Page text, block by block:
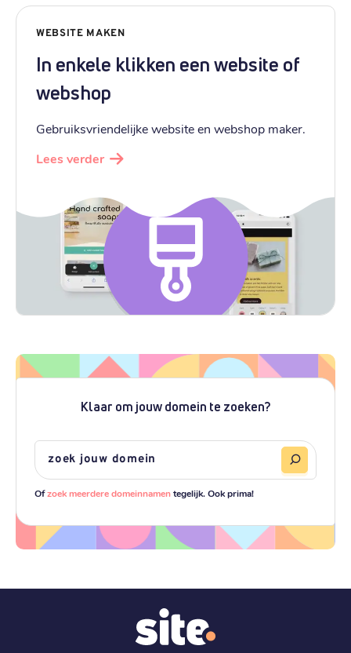
WEBSITE MAKEN
In enkele klikken een website of
webshop
Gebruiksvriendelijke website en webshop maker.
Lees verder
Klaar om jouw domein te zoeken?
Ofzoek meerdere domeinnamentegelijk. Ook prima!